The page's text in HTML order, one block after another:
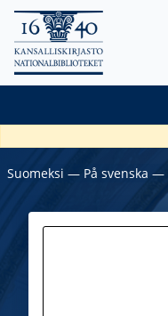
Suomeksi ― På svenska ―